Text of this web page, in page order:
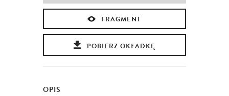
FRAGMENT
POBIERZ OKŁADKĘ
OPIS